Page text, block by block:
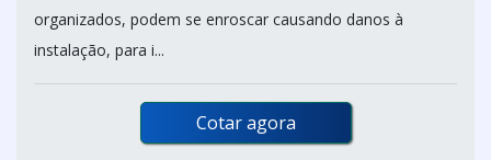
organizados, podem se enroscar causando danos à
instalação, para i...
Cotar agora